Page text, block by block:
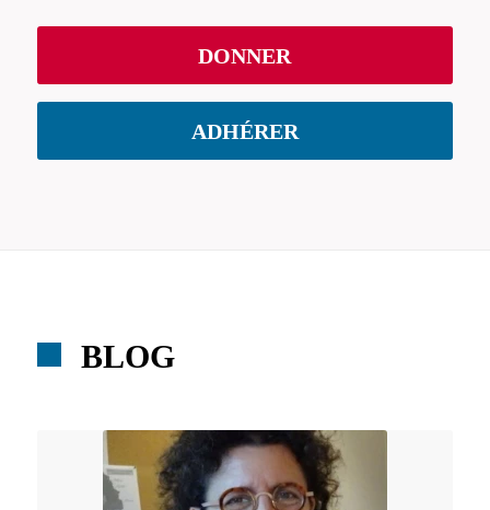
DONNER
ADHÉRER
BLOG